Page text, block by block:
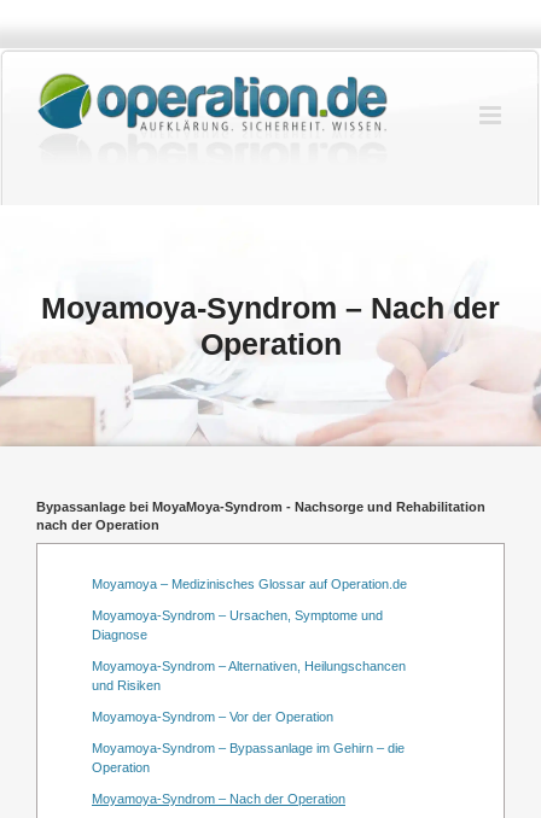
springen
Moyamoya-Syndrom – Nach der
Operation
Bypassanlage bei MoyaMoya-Syndrom - Nachsorge und Rehabilitation
nach der Operation
Moyamoya – Medizinisches Glossar auf Operation.de
Moyamoya-Syndrom – Ursachen, Symptome und
Diagnose
Moyamoya-Syndrom – Alternativen, Heilungschancen
und Risiken
Moyamoya-Syndrom – Vor der Operation
Moyamoya-Syndrom – Bypassanlage im Gehirn – die
Operation
Moyamoya-Syndrom – Nach der Operation